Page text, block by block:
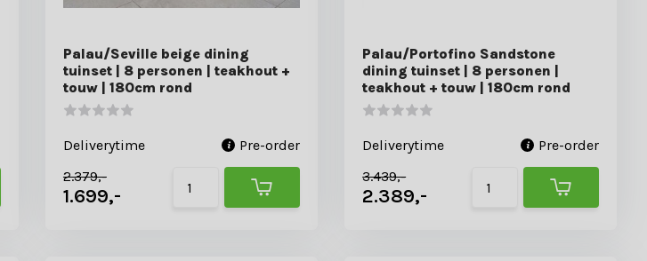
Palau/Seville beige dining
tuinset | 8 personen | teakhout +
touw | 180cm rond
Deliverytime
Pre-order
2.379,-
1.699,-
Palau/Portofino Sandstone
dining tuinset | 8 personen |
teakhout + touw | 180cm rond
Deliverytime
Pre-order
3.439,-
2.389,-